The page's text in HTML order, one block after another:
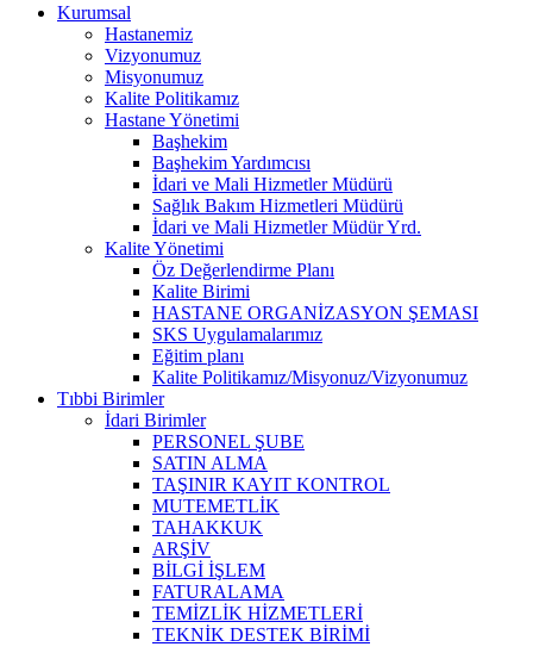
Kurumsal
Hastanemiz
Vizyonumuz
Misyonumuz
Kalite Politikamız
Hastane Yönetimi
Başhekim
Başhekim Yardımcısı
İdari ve Mali Hizmetler Müdürü
Sağlık Bakım Hizmetleri Müdürü
İdari ve Mali Hizmetler Müdür Yrd.
Kalite Yönetimi
Öz Değerlendirme Planı
Kalite Birimi
HASTANE ORGANİZASYON ŞEMASI
SKS Uygulamalarımız
Eğitim planı
Kalite Politikamız/Misyonuz/Vizyonumuz
Tıbbi Birimler
İdari Birimler
PERSONEL ŞUBE
SATIN ALMA
TAŞINIR KAYIT KONTROL
MUTEMETLİK
TAHAKKUK
ARŞİV
BİLGİ İŞLEM
FATURALAMA
TEMİZLİK HİZMETLERİ
TEKNİK DESTEK BİRİMİ